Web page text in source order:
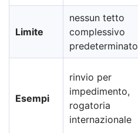
Limite
nessun tetto
complessivo
predeterminato
Esempi
rinvio per
impedimento,
rogatoria
internazionale